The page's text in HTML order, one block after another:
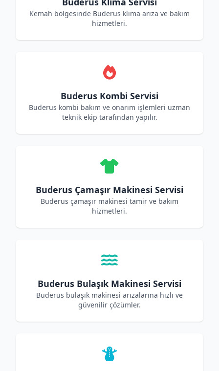
Kemah bölgesinde Buderus klima arıza ve bakım
hizmetleri.
Buderus Kombi Servisi
Buderus kombi bakım ve onarım işlemleri uzman
teknik ekip tarafından yapılır.
Buderus Çamaşır Makinesi Servisi
Buderus çamaşır makinesi tamir ve bakım
hizmetleri.
Buderus Bulaşık Makinesi Servisi
Buderus bulaşık makinesi arızalarına hızlı ve
güvenilir çözümler.